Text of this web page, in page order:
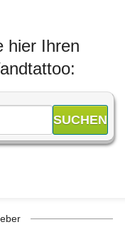
hier Ihren